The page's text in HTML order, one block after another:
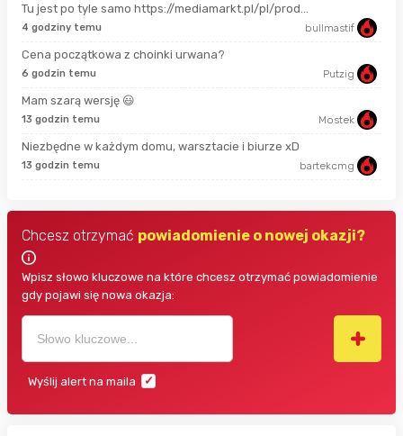
Tu jest po tyle samo https://mediamarkt.pl/pl/prod...
4 godziny temu bullmastif
Cena początkowa z choinki urwana?
6 godzin temu Putzig
Mam szarą wersję 😃
13 godzin temu Mostek
Niezbędne w każdym domu, warsztacie i biurze xD
13 godzin temu bartekcmg
Chcesz otrzymać powiadomienie o nowej okazji?
Wpisz słowo kluczowe na które chcesz otrzymać powiadomienie
gdy pojawi się nowa okazja:
Wyślij alert na maila